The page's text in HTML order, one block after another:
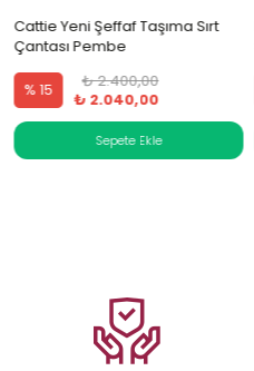
Cattie Yeni Şeffaf Taşıma Sırt
Çantası Pembe
% 15
₺ 2.400,00
₺ 2.040,00